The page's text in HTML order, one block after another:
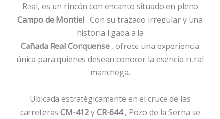
Real, es un rincón con encanto situado en pleno
Campo de Montiel . Con su trazado irregular y una
historia ligada a la
Cañada Real Conquense , ofrece una experiencia
única para quienes desean conocer la esencia rural
manchega.
Ubicada estratégicamente en el cruce de las
carreteras CM-412yCR-644, Pozo de la Serna se